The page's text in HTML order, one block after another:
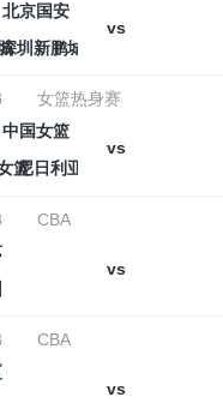
北京国安
vs
深圳新鹏城
女篮热身赛
中国女篮
vs
尼日利亚女篮
CBA
vs
CBA
vs